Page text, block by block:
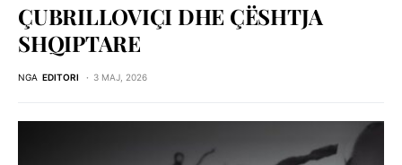
ÇUBRILLOVIÇI DHE ÇЁSHTJA
SHQIPTARE
NGA EDITORI 3 MAJ, 2026